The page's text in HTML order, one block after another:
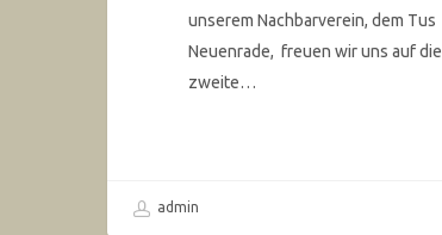
unserem Nachbarverein, dem Tus
Neuenrade, freuen wir uns auf die
zweite…
admin